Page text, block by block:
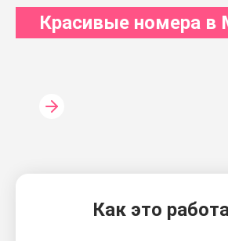
Красивые номера в
Как это